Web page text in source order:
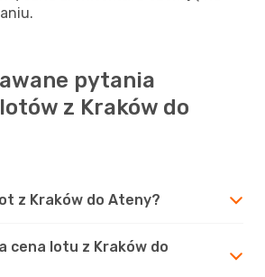
pytania
z Kraków do
z Kraków do Ateny?
cena lotu z Kraków do